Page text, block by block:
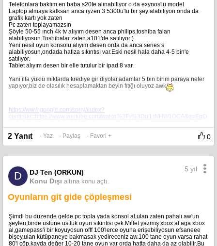
Telefonlara baktım en baba s20fe alınabiliyor o da exynos'lu model
Laptop almaya kalksan anca ryzen 3 5300u'lu bir şey alabiliyon onda da
grafik kartı yok zaten
Pc zaten toplayamazsın
Şöyle 50-55 ınch 4k tv alıyım desen anca philips,toshiba falan
alabiliyosun.Toshibalar zaten a101'de satılıyor:)
Yeni nesil oyun konsolu alıyım desen orda da anca series s
alabiliyosun,ondada hafıza sıkıntısı var.Eski nesil hala daha 4-5 bin'e
satılıyor.
Tablet alıyım desen bir elle tutulur bir ipad 8 var.
Yani illa yüklü miktarda krediye gir diyolar,adamlar 5 bin birim paraya neler
yapıyor,biz de olasılık hesaplamaktan beyin fıtığı oluyoz awk
https://www.google.com/sorry/index?
continue=https://www.youtube.com/watch%3Fv%3DgfLtNHW1OCA&q=EgQ
2 Yanıt · Yaz · Paylaş · Favori + 0
D
DJ Ten (ORKUN)
Konu Dışı altına konu açtı.
5 yıl
Oyunların git gide çöpleşmesi
Şimdi bu düzende gelde pc topla yada konsol al,ulan zaten pahalı aw'un
şeyleri,birde üstüne üstlük oyun sıkıntısı çek.Millet yazmış xbox al aga xbox
al,gamepass'i bir koyuyosun offf 100'lerce oyuna erişebiliyosun efsaneee
bişey,ulan kütüpaneye bakmasak yedireceniz aw.100 tane oyun varsa rahat
80'i çöp,kayda değer 10-20 tane oyun var orda hatta daha da az olabilir.Bu